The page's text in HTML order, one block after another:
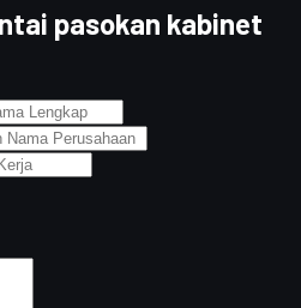
pasokan kabinet